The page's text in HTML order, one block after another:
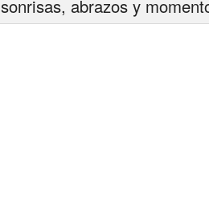
sonrisas, abrazos y